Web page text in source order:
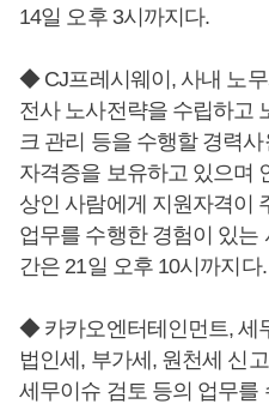
14일 오후 3시까지다.
◆ CJ프레시웨이, 사내 노
전사 노사전략을 수립하고
크 관리 등을 수행할 경력
자격증을 보유하고 있으며
상인 사람에게 지원자격이
업무를 수행한 경험이 있는
간은 21일 오후 10시까지다.
◆ 카카오엔터테인먼트, 세
법인세, 부가세, 원천세 신
세무이슈 검토 등의 업무를